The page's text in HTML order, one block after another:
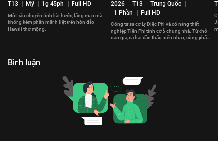
T13 Mỹ 1g 45ph Full HD
Một câu chuyện tình hài hước, lãng mạn mà
không kém phần mãnh liệt trên hòn đảo
Hawaii thơ mộng.
2026 T13
Trung Quốc
1 Phần
Full HD
Công tử sa cơ Lý Diệc Phi và cô nàng thất
nghiệp Tiền Phi tình cờ ở chung nhà. Từ chỗ
oan gia, cả hai dần thấu hiểu nhau, cùng phấn
Bình luận